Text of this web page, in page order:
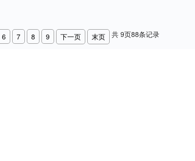
6 7 8 9 下一页 末页 共 9页88条记录